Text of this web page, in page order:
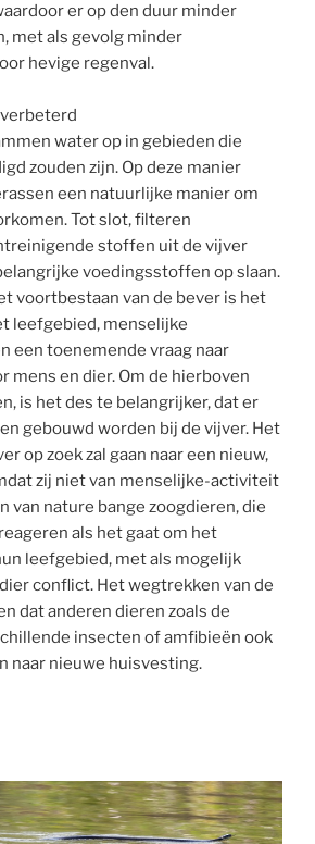
er op den duur minder
met als gevolg minder
hevige regenval.
water op in gebieden die
zouden zijn. Op deze manier
een natuurlijke manier om
Tot slot, filteren
stoffen uit de vijver
voedingsstoffen op slaan.
voortbestaan van de bever is het
leefgebied, menselijke
een toenemende vraag naar
mens en dier. Om de hierboven
is het des te belangrijker, dat er
gebouwd worden bij de vijver. Het
op zoek zal gaan naar een nieuw,
zij niet van menselijke-activiteit
van nature bange zoogdieren, die
als het gaat om het
leefgebied, met als mogelijk
conflict. Het wegtrekken van de
dat anderen dieren zoals de
insecten of amfibieën ook
naar nieuwe huisvesting.